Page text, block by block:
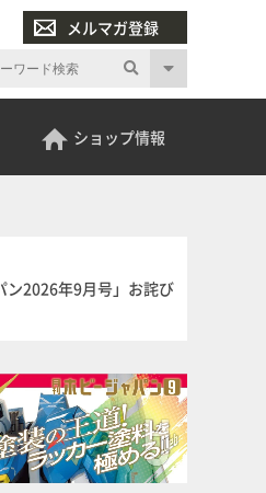
メルマガ登録
ショップ情報
ン2026年9月号」お詫び